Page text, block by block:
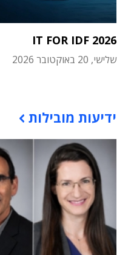
IT FOR IDF 2026
שלישי, 20 באוקטובר 2026
ידיעות מובילות